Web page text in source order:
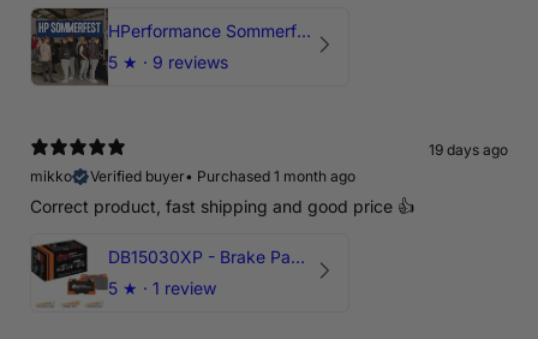
HPerformance Sommerfest 2026
5 ★ · 9 reviews
19 days ago
mikko
Verified buyer• Purchased 1 month ago
Correct product, fast shipping and good price 👍
DB15030XP - Brake Pads Xtreme Performance | Front Axle
5 ★ · 1 review